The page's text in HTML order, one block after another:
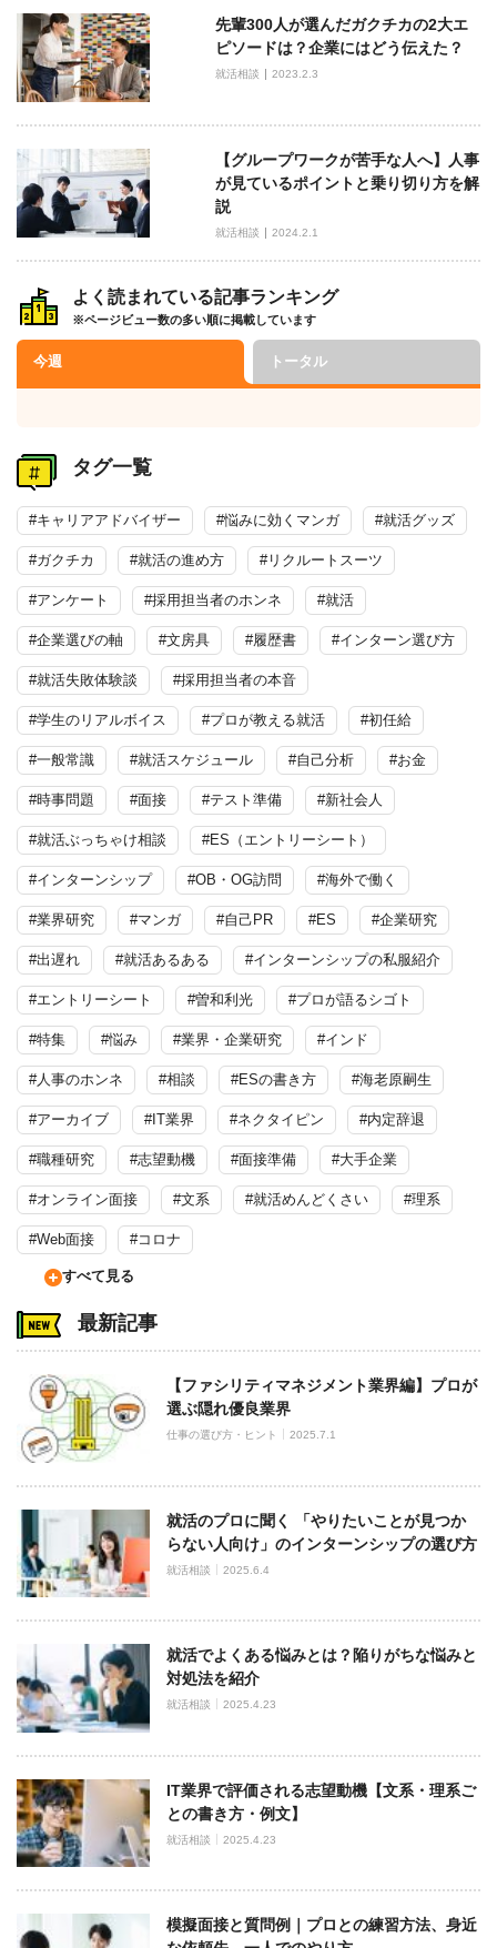
先輩300人が選んだガクチカの2大エ
ピソードは？企業にはどう伝えた？
就活相談 2023.2.3
【グループワークが苦手な人へ】人事
が見ているポイントと乗り切り方を解
説
就活相談 2024.2.1
よく読まれている記事ランキング
※ページビュー数の多い順に掲載しています
今週 トータル
タグ一覧
#キャリアアドバイザー #悩みに効くマンガ #就活グッズ
#ガクチカ #就活の進め方 #リクルートスーツ
#アンケート #採用担当者のホンネ #就活
#企業選びの軸 #文房具 #履歴書 #インターン選び方
#就活失敗体験談 #採用担当者の本音
#学生のリアルボイス #プロが教える就活 #初任給
#一般常識 #就活スケジュール #自己分析 #お金
#時事問題 #面接 #テスト準備 #新社会人
#就活ぶっちゃけ相談 #ES（エントリーシート）
#インターンシップ #OB・OG訪問 #海外で働く
#業界研究 #マンガ #自己PR #ES #企業研究
#出遅れ #就活あるある #インターンシップの私服紹介
#エントリーシート #曽和利光 #プロが語るシゴト
#特集 #悩み #業界・企業研究 #インド
#人事のホンネ #相談 #ESの書き方 #海老原嗣生
#アーカイブ #IT業界 #ネクタイピン #内定辞退
#職種研究 #志望動機 #面接準備 #大手企業
#オンライン面接 #文系 #就活めんどくさい #理系
#Web面接 #コロナ
すべて見る
最新記事
【ファシリティマネジメント業界編】プロが
選ぶ隠れ優良業界
仕事の選び方・ヒント 2025.7.1
就活のプロに聞く 「やりたいことが見つか
らない人向け」のインターンシップの選び方
就活相談 2025.6.4
就活でよくある悩みとは？陥りがちな悩みと
対処法を紹介
就活相談 2025.4.23
IT業界で評価される志望動機【文系・理系ご
との書き方・例文】
就活相談 2025.4.23
模擬面接と質問例｜プロとの練習方法、身近